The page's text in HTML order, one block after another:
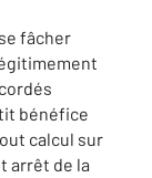
fâcher
bénéfice
calcul sur
arrêt de la